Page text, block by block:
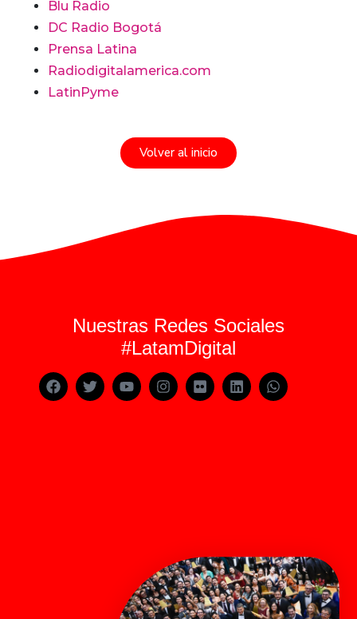
Blu Radio
DC Radio Bogotá
Prensa Latina
Radiodigitalamerica.com
LatinPyme
Volver al inicio
Nuestras Redes Sociales
#LatamDigital